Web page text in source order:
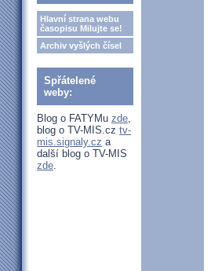
Hlavní strana webu
časopisu Milujte se!
Archiv vyšlých čísel
Spřátelené
weby:
Blog o FATYMu zde,
blog o TV-MIS.cz tv-
mis.signaly.cz a
další blog o TV-MIS
zde.